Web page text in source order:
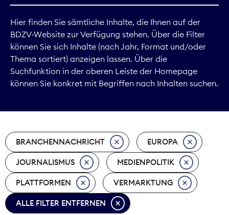
Digitales
Kommunikation
Marktdaten
Nachhaltigkeit
Nachwuchs
Nova Award
Hier finden Sie sämtliche Inhalte, die Ihnen auf der
BDZV-Website zur Verfügung stehen. Über die Filter
können Sie sich Inhalte (nach Jahr, Format und/oder
Thema sortiert) anzeigen lassen. Über die
Suchfunktion in der oberen Leiste der Homepage
können Sie konkret mit Begriffen nach Inhalten suchen.
BRANCHENNACHRICHT EUROPA
JOURNALISMUS MEDIENPOLITIK
PLATTFORMEN VERMARKTUNG
ALLE FILTER ENTFERNEN